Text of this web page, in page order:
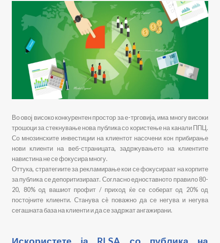
Во овој високо конкурентен простор за е-трговија, има многу високи
трошоци за стекнување нова публика со користење на канали ППЦ.
Со мнозинските инвестиции на клиентот насочени кон прибирање
нови клиенти на веб-страницата, задржувањето на клиентите
навистина не се фокусира многу.
Оттука, стратегиите за рекламирање кои се фокусираат на корпите
за публика се депоритизираат. Согласно едноставното правило 80-
20, 80% од вашиот профит / приход ќе се соберат од 20% од
постојните клиенти. Станува сè поважно да се негува и негува
сегашната база на клиенти и да се задржат ангажирани.